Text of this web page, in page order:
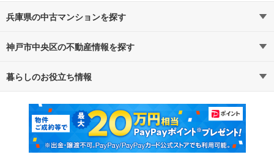
兵庫県の中古マンションを探す
路線・駅から探す
通勤・通学時間から探す
神戸市中央区の不動産情報を探す
不動産・住宅
新築マンション 中古マンション
新築一戸建て 中古一戸建て
暮らしのお役立ち情報
マンションカタログ 教えて！住まいの先生